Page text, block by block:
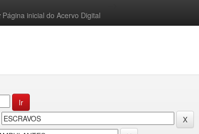
Página inicial do Acervo Digital